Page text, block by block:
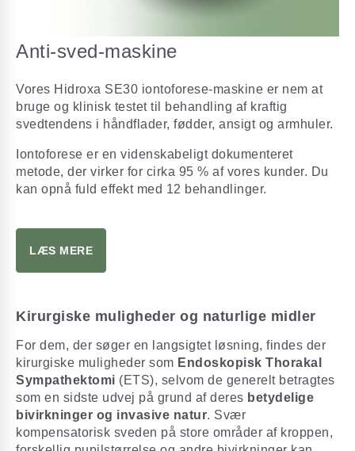
Anti-sved-maskine
Vores Hidroxa SE30 iontoforese-maskine er nem at
bruge og klinisk testet til behandling af kraftig
svedtendens i håndflader, fødder, ansigt og armhuler.
Iontoforese er en videnskabeligt dokumenteret
metode, der virker for cirka 95 % af vores kunder. Du
kan opnå fuld effekt med 12 behandlinger.
LÆS MERE
Kirurgiske muligheder og naturlige midler
For dem, der søger en langsigtet løsning, findes der
kirurgiske muligheder som Endoskopisk Thorakal
Sympathektomi (ETS), selvom de generelt betragtes
som en sidste udvej på grund af deres betydelige
bivirkninger og invasive natur. Svær
kompensatorisk sveden på store områder af kroppen,